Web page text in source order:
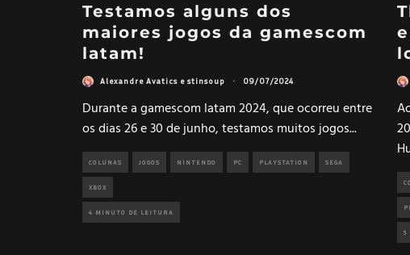
Testamos alguns dos
maiores jogos da gamescom
latam!
Alexandre Avatics e stinsoup · 09/07/2024
Durante a gamescom latam 2024, que ocorreu entre
os dias 26 e 30 de junho, testamos muitos jogos...
COLUNAS JOGOS NINTENDO PC PLAYSTATION SEGA
XBOX
4 MINUTO DE LEITURA
5